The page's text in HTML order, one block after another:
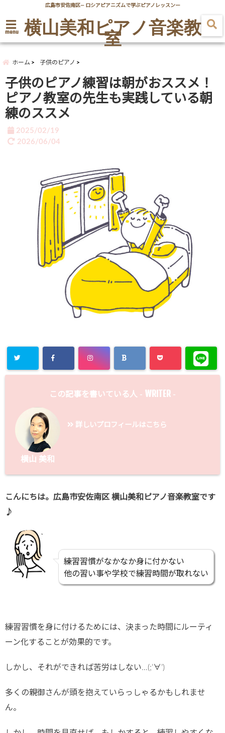
広島市安佐南区― ロシアピアニズムで学ぶピアノレッスンー
menu 横山美和ピアノ音楽教
室
ホーム 子供のピアノ
子供のピアノ練習は朝がおススメ！
ピアノ教室の先生も実践している朝
練のススメ
2025/02/19
2026/06/04
この記事を書いている人 - WRITER -
横山 美和
詳しいプロフィールはこちら
こんにちは。広島市安佐南区 横山美和ピアノ音楽教室です
♪
練習習慣がなかなか身に付かない
他の習い事や学校で練習時間が取れない
練習習慣を身に付けるためには、決まった時間にルーティ
ーン化することが効果的です。
しかし、それができれば苦労はしない…(;’∀’)
多くの親御さんが頭を抱えていらっしゃるかもしれませ
ん。